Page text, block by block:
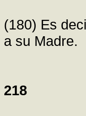
(180) Es
a su Madre.
218